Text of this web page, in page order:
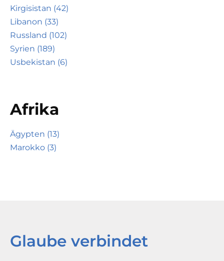
Kirgisistan (42)
Libanon (33)
Russland (102)
Syrien (189)
Usbekistan (6)
Afrika
Ägypten (13)
Marokko (3)
Glaube verbindet